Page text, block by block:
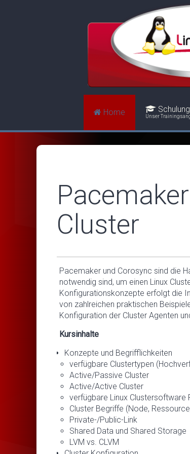
Home Unser
Cluster
Pacemaker und Corosync sind die
notwendig sind, um einen Linux
Konfigurationskonzepte erfolgt die
von zahlreichen praktischen
Konfiguration der Cluster Agenten
Kursinhalte
Konzepte und Begrifflichkeiten
verfügbare Clustertypen
Active/Passive Cluster
Active/Active Cluster
verfügbare Linux Clustersoftware
Cluster Begriffe (Node,
Private-/Public-Link
Shared Data und Shared Storage
LVM vs. CLVM